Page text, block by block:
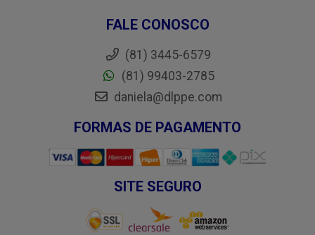
FALE CONOSCO
(81) 3445-6579
(81) 99403-2785
daniela@dlppe.com
FORMAS DE PAGAMENTO
SITE SEGURO